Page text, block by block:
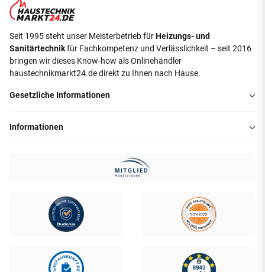
Seit 1995 steht unser Meisterbetrieb fürHeizungs- und
Sanitärtechnikfür Fachkompetenz und Verlässlichkeit – seit 2016
bringen wir dieses Know-how als Onlinehändler
haustechnikmarkt24.de direkt zu Ihnen nach Hause.
Gesetzliche Informationen
Informationen